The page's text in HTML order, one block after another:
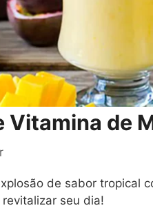
Vitamina de
de sabor tropical
seu dia!